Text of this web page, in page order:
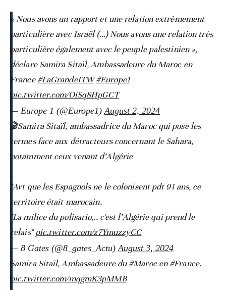
« Nous avons un rapport et une relation extrêmement
particulière avec Israël (…) Nous avons une relation très
particulière également avec le peuple palestinien »,
déclare Samira Sitaïl, Ambassadeure du Maroc en
France#LaGrandeITW #Europe1
pic.twitter.com/OiSq8HpGCT
— Europe 1 (@Europe1)August 2, 2024
🎬Samira Sitaïl, ambassadrice du Maroc qui pose les
termes face aux détracteurs concernant le Sahara,
notamment ceux venant d’Algérie
"Avt que les Espagnols ne le colonisent pdt 91 ans, ce
territoire était marocain.
"La milice du polisario,.. c'est l’Algérie qui prend le
relais"pic.twitter.com/z7YmuzzyCC
— 8 Gates (@8_gates_Actu)August 3, 2024
Samira Sitaïl, Ambassadeure du#Marocen#France.
pic.twitter.com/mqgmK3pMMB